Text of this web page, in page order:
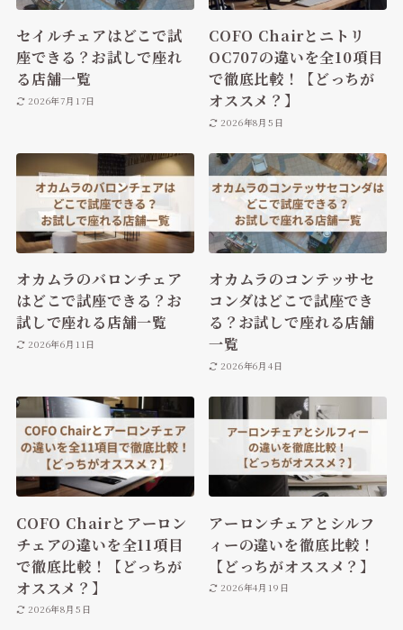
セイルチェアはどこで試
座できる？お試しで座れ
る店舗一覧
2026年7月17日
COFO Chairとニトリ
OC707の違いを全10項目
で徹底比較！【どっちが
オススメ？】
2026年8月5日
オカムラのバロンチェア
はどこで試座できる？お
試しで座れる店舗一覧
2026年6月11日
オカムラのコンテッサセ
コンダはどこで試座でき
る？お試しで座れる店舗
一覧
2026年6月4日
COFO Chairとアーロン
チェアの違いを全11項目
で徹底比較！【どっちが
オススメ？】
2026年8月5日
アーロンチェアとシルフ
ィーの違いを徹底比較！
【どっちがオススメ？】
2026年4月19日